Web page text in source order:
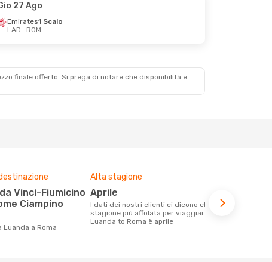
27 Ago
Emirates1 Scalo
LAD- ROM
finale offerto. Si prega di notare che disponibilità e
Ciampino
Luanda a Roma
Alta stagione
aprile
I dati dei nostri clienti ci dicono che la
stagione più affolata per viaggiare da
Luanda to Roma è aprile